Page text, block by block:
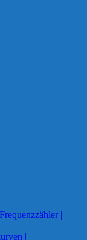
|
|